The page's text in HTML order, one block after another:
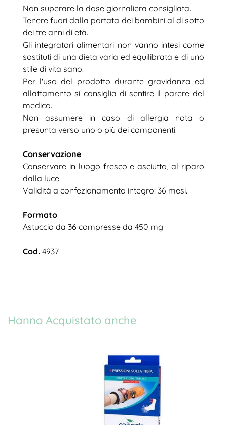
Non superare la dose giornaliera consigliata.
Tenere fuori dalla portata dei bambini al di sotto
dei tre anni di età.
Gli integratori alimentari non vanno intesi come
sostituti di una dieta varia ed equilibrata e di uno
stile di vita sano.
Per l'uso del prodotto durante gravidanza ed
allattamento si consiglia di sentire il parere del
medico.
Non assumere in caso di allergia nota o
presunta verso uno o più dei componenti.
Conservazione
Conservare in luogo fresco e asciutto, al riparo
dalla luce.
Validità a confezionamento integro: 36 mesi.
Formato
Astuccio da 36 compresse da 450 mg
Cod. 4937
Hanno Acquistato anche